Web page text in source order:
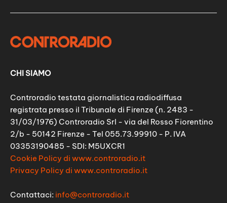
CHI SIAMO
Controradio testata giornalistica radiodiffusa
registrata presso il Tribunale di Firenze (n. 2483 -
31/03/1976) Controradio Srl - via del Rosso Fiorentino
2/b - 50142 Firenze - Tel 055.73.99910 - P. IVA
03353190485 - SDI: M5UXCR1
Cookie Policy di www.controradio.it
Privacy Policy di www.controradio.it
Contattaci: info@controradio.it